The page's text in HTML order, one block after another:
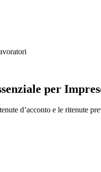
per
d’acconto e le ritenute